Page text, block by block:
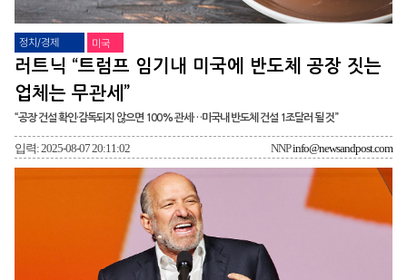
정치/경제 미국
러트닉 “트럼프 임기내 미국에 반도체 공장 짓는
업체는 무관세”
“공장 건설 확인·감독되지 않으면 100% 관세…미국내 반도체 건설 1조달러 될 것”
입력: 2025-08-07 20:11:02 NNPinfo@newsandpost.com